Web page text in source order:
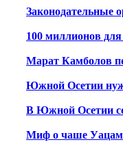
100 миллионов
Марат Камболов
Южной Осетии
В Южной Осетии
Миф о чаше